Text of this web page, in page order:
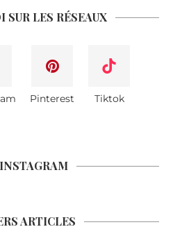
SUR LES RÉSEAUX
Pinterest Tiktok
ARTICLES